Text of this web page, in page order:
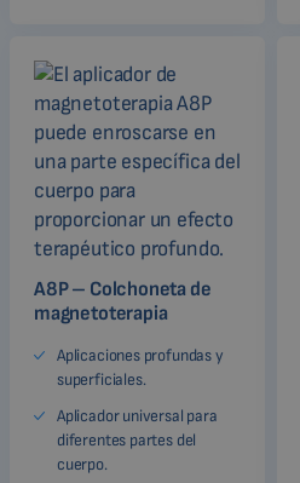
A8P – Colchoneta de
magnetoterapia
Aplicaciones profundas y
superficiales.
Aplicador universal para
diferentes partes del
cuerpo.